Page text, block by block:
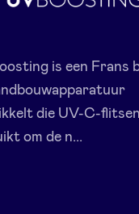
is een Frans
die UV-C-flitsen
om de n...